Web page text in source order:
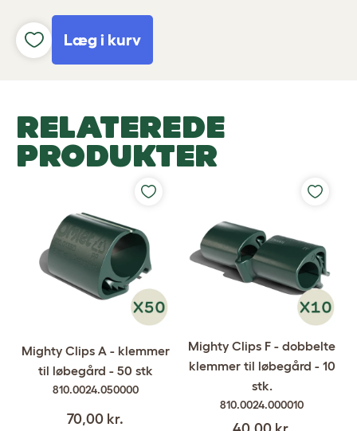
Læg i kurv
RELATEREDE
PRODUKTER
Mighty Clips A - klemmer
til løbegård - 50 stk
810.0024.050000
70,00 kr.
Mighty Clips F - dobbelte
klemmer til løbegård - 10
stk.
810.0024.000010